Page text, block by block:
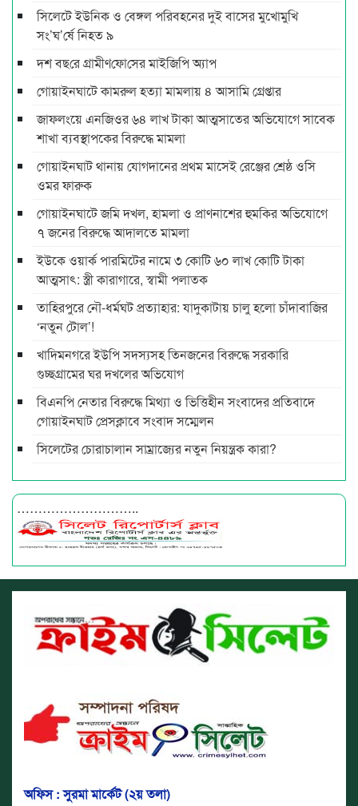
সিলেটে ইউনিক ও বেঙ্গল পরিবহনের দুই বাসের মুখোমুখি
সং’ঘ’র্ষে নিহত ৯
দশ বছ‌রে গ্রামীণ‌ফো‌সের মাইজিপি অ্যাপ
গোয়াইনঘাটে কামরুল হত্যা মামলায় ৪ আসামি গ্রেপ্তার
জাফলংয়ে এনজিওর ৬৪ লাখ টাকা আত্মসাতের অভিযোগে সাবেক
শাখা ব্যবস্থাপকের বিরুদ্ধে মামলা
গোয়াইনঘাট থানায় যোগদানের প্রথম মাসেই রেঞ্জের শ্রেষ্ঠ ওসি
ওমর ফারুক
গোয়াইনঘাটে জমি দখল, হামলা ও প্রাণনাশের হুমকির অভিযোগে
৭ জনের বিরুদ্ধে আদালতে মামলা
ইউকে ওয়ার্ক পারমিটের নামে ৩ কোটি ৬০ লাখ কোটি টাকা
আত্মসাৎ: স্ত্রী কারাগারে, স্বামী পলাতক
তাহিরপুরে নৌ-ধর্মঘট প্রত্যাহার: যাদুকাটায় চালু হলো চাঁদাবাজির
‘নতুন টোল’!
খাদিমনগরে ইউপি সদস্যসহ তিনজনের বিরুদ্ধে সরকারি
গুচ্ছগ্রামের ঘর দখলের অভিযোগ
বিএনপি নেতার বিরুদ্ধে মিথ্যা ও ভিত্তিহীন সংবাদের প্রতিবাদে
গোয়াইনঘাট প্রেসক্লাবে সংবাদ সম্মেলন
সিলেটের চোরাচালান সাম্রাজ্যের নতুন নিয়ন্ত্রক কারা?
………………………..
অফিস : সুরমা মার্কেট (২য় তলা)